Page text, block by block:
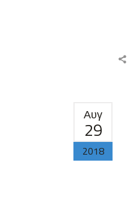
Αυγ
29
2018